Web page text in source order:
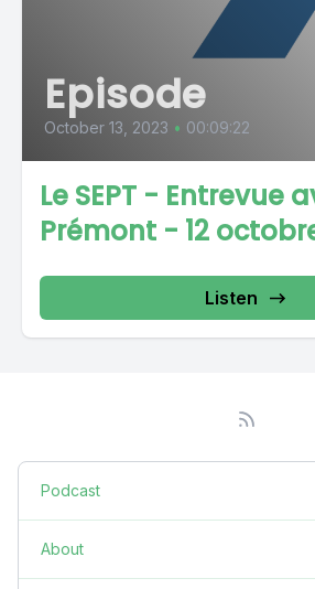
Episode
October 13, 2023 • 00:09:22
Le SEPT - Entrevue
Prémont - 12
Listen
Podcast
About